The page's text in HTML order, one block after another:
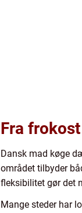
Fra
Dansk mad køge
området tilbyder
fleksibilitet gør det
Mange steder har